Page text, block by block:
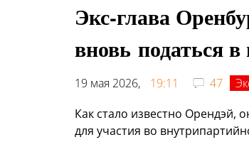
Экс-глава
вновь податься
19 мая 2026, 19:11 47
Как стало известно Орендэй,
для участия во